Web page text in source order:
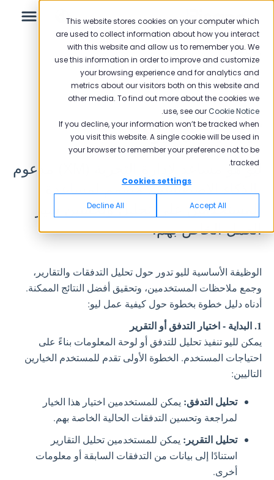
This website stores cookies on your computer which
are used to collect information about how you interact
with this website and allow us to remember you. We
use this information in order to improve and customize
your browsing experience and for analytics and
metrics about our visitors both on this website and
other media. To find out more about the cookies we
use, see ourCookie Notice
.
If you decline, your information won’t be tracked when
you visit this website. A single cookie will be used in
your browser to remember your preference not to be
tracked.
Cookies settings
Accept All
Decline All
Leo
Leo
دليل المبتدئين
التقارير
التقارير لعام 2025
التدفقات
العودة إلى الصفحة الرئيسية
كيف يعمل ليو؟
ليو هو مساعد لإدارة التجربة (XM) مدعوم
بالذكاء الاصطناعي، مصمم لمساعدة
المستخدمين على تحليل وتحسين سير
العمل الخاص بهم.
الوظيفة الأساسية لليو تدور حول تحليل التدفقات والتقارير،
وجمع ملاحظات المستخدمين، وتحقيق أفضل النتائج الممكنة.
أدناه دليل خطوة بخطوة حول كيفية عمل ليو:
1. البداية - اختيار التدفق أو التقرير
يمكن لليو تنفيذ تحليل للتدفق أو لوحة المعلومات بناءً على
احتياجات المستخدم. الخطوة الأولى تقدم للمستخدم الخيارين
التاليين:
تحليل التدفق: يمكن للمستخدمين اختيار هذا الخيار
لمراجعة وتحسين التدفقات الحالية الخاصة بهم.
تحليل التقرير: يمكن للمستخدمين تحليل التقارير
استنادًا إلى بيانات من التدفقات السابقة أو معلومات
أخرى.